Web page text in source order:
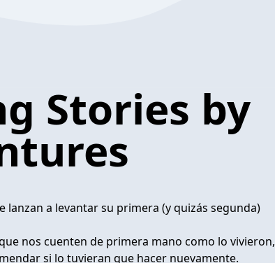
Stories by
a levantar su primera (y quizás segunda)
nos cuenten de primera mano como lo vivieron,
si lo tuvieran que hacer nuevamente.